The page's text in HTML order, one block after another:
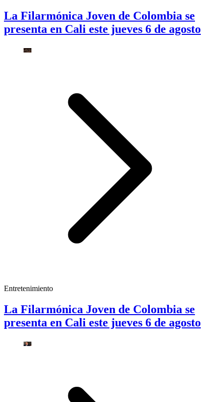
La Filarmónica Joven de Colombia se
presenta en Cali este jueves 6 de agosto
Entretenimiento
La Filarmónica Joven de Colombia se
presenta en Cali este jueves 6 de agosto